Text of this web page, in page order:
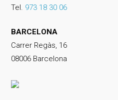
Tel. 973 18 30 06
BARCELONA
Carrer Regàs, 16
08006 Barcelona